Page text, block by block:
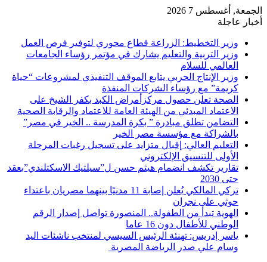
الجمعة, أغسطس 7 2026
أخبار عاجلة
وزير التخطيط: الزراعة قطاع محوري لتوفير فرص العمل
وزير التربية والتعليم يشارك في مؤتمر رؤساء الجامعات
العالمي للسلام
وزير الإنتاج الحربي يتابع الموقف التنفيذي لمشروعات “حياة
كريمة” مع رؤساء الشركات المنفذة
الصحة تعلن حصول مركزأمراض الكبد بكفر الشيخ على
الاعتماد المبدئي من الهيئة العامة للاعتماد والرقابة الصحية
التضامن تطلق مبادرة ” بكرة المدرسة .. الخير في مصر”
بالشراكة مع مؤسسة مصر الخير
التعليم العالي: إقبال متزايد على تسجيل رغبات المرحلة
الأولى للتنسيق الإلكتروني
تقارير تكشف انضمام هيثم حسن ل”سيلتيك الاسكتلندي”بعقد
حتى 2030
تركي المالكي يُعلن إصابة 11 مدنيًا بينهما مصريان باعتداء
حوثي على نجران
الهوية تبدأ من الطفولة.. المنصورة تواصل إصدار الرقم
الوطني للأطفال دون 16 عاما
ياسر إدريس: تهنئة الرئيس السيسي لمنتخب ناشئات اليد
وسام علي صدر الرياضة المصرية